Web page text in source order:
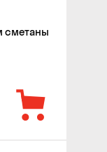
сметаны